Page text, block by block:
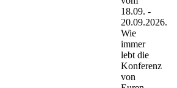
18.09. -
20.09.2026.
Wie
immer
lebt die
Konferenz
von